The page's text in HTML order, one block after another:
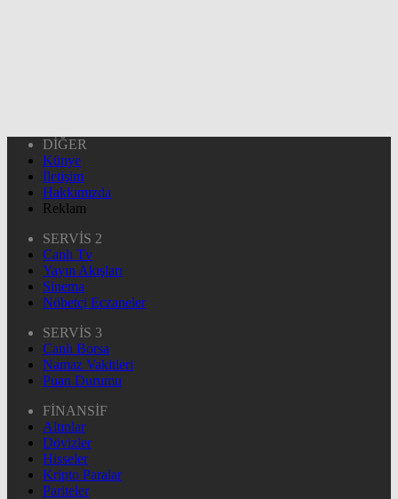
DİĞER
Künye
İletişim
Hakkımızda
Reklam
SERVİS 2
Canlı Tv
Yayın Akışları
Sinema
Nöbetçi Eczaneler
SERVİS 3
Canlı Borsa
Namaz Vakitleri
Puan Durumu
FİNANSİF
Altınlar
Dövizler
Hisseler
Kripto Paralar
Pariteler